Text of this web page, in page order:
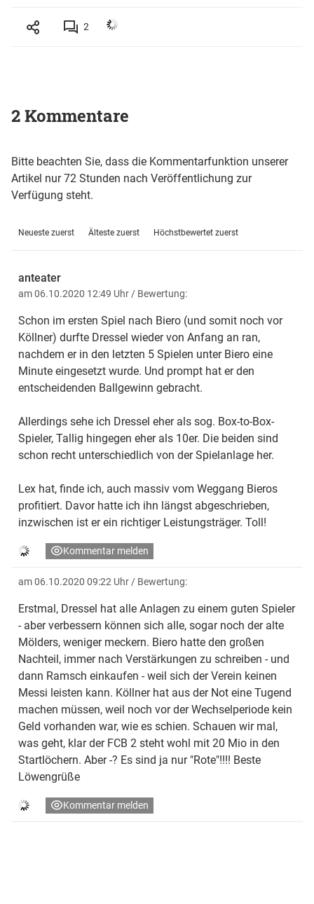
2
2 Kommentare
Bitte beachten Sie, dass die Kommentarfunktion unserer
Artikel nur 72 Stunden nach Veröffentlichung zur
Verfügung steht.
Neueste zuerst Älteste zuerst Höchstbewertet zuerst
anteater
am 06.10.2020 12:49 Uhr / Bewertung:
Schon im ersten Spiel nach Biero (und somit noch vor
Köllner) durfte Dressel wieder von Anfang an ran,
nachdem er in den letzten 5 Spielen unter Biero eine
Minute eingesetzt wurde. Und prompt hat er den
entscheidenden Ballgewinn gebracht.
Allerdings sehe ich Dressel eher als sog. Box-to-Box-
Spieler, Tallig hingegen eher als 10er. Die beiden sind
schon recht unterschiedlich von der Spielanlage her.
Lex hat, finde ich, auch massiv vom Weggang Bieros
profitiert. Davor hatte ich ihn längst abgeschrieben,
inzwischen ist er ein richtiger Leistungsträger. Toll!
Kommentar melden
am 06.10.2020 09:22 Uhr / Bewertung:
Erstmal, Dressel hat alle Anlagen zu einem guten Spieler
- aber verbessern können sich alle, sogar noch der alte
Mölders, weniger meckern. Biero hatte den großen
Nachteil, immer nach Verstärkungen zu schreiben - und
dann Ramsch einkaufen - weil sich der Verein keinen
Messi leisten kann. Köllner hat aus der Not eine Tugend
machen müssen, weil noch vor der Wechselperiode kein
Geld vorhanden war, wie es schien. Schauen wir mal,
was geht, klar der FCB 2 steht wohl mit 20 Mio in den
Startlöchern. Aber -? Es sind ja nur "Rote"!!!! Beste
Löwengrüße
Kommentar melden